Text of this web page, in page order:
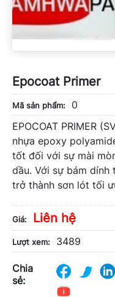
Epocoat Primer
Mã sản phẩm:
0
EPOCOAT PRIMER
nhựa epoxy
tốt đối với sự mài
dầu. Với sự bám dính
trở thành sơn lót tối
Giá: Liên hệ
Lượt xem: 3489
Chia
sẻ: